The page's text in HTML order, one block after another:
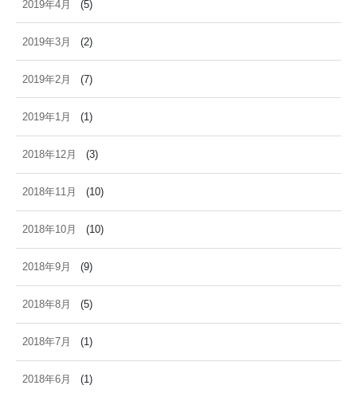
2019年4月 (5)
2019年3月 (2)
2019年2月 (7)
2019年1月 (1)
2018年12月 (3)
2018年11月 (10)
2018年10月 (10)
2018年9月 (9)
2018年8月 (5)
2018年7月 (1)
2018年6月 (1)